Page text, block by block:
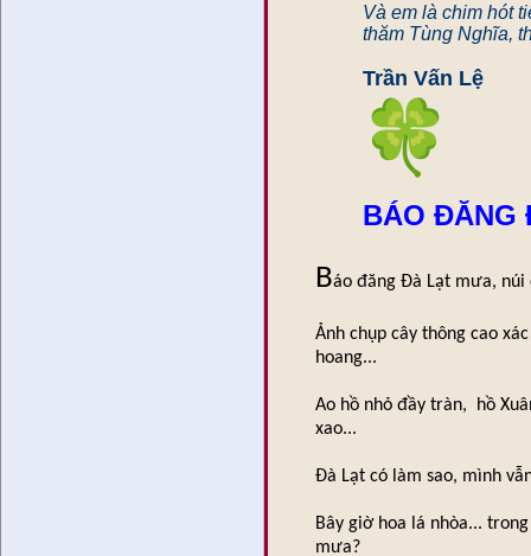
Và em là chim hót
thăm Tùng Nghĩa,
Trần Vấn Lệ
BÁO ĐĂNG
Báo đăng Đà Lạt mưa, núi
Ảnh chụp cây thông cao
hoang...
Ao hồ nhỏ đầy tràn, hồ
xao...
Đà Lạt có làm sao, mình
Bây giờ hoa lá nhòa...
mưa?